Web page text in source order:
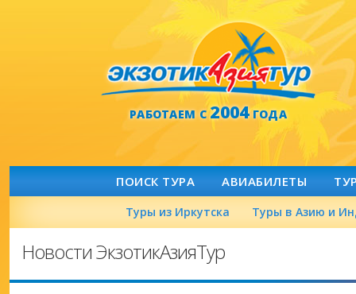
РАБОТАЕМ С2004ГОДА
ПОИСК ТУРА АВИАБИЛЕТЫ
Туры из Иркутска Туры в Азию и
Новости ЭкзотикАзияТур